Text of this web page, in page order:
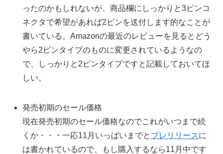
ったのかもしれないが、商品欄にしっかりと3ピンコ
ネクタで希望があれば2ピンを送付します的なことが
書いている。Amazonの最近のレビューを見るとどう
やら2ピンタイプのものに変更されているようなの
で、しっかりと2ピンタイプですと記載しておいてほ
しい。
発売初期のセール価格
現在発売初期のセール価格なのでこれがいつまで続
くか・・・一応11月いっぱいまでと プレリリースに
は書かれているので、もし購入するなら11月中です